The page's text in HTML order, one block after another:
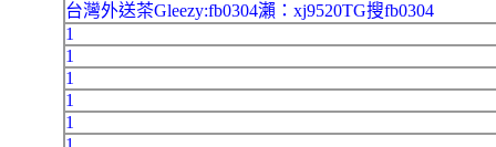
台灣外送茶Gleezy:fb0304瀨：xj9520TG搜fb0304
1
1
1
1
1